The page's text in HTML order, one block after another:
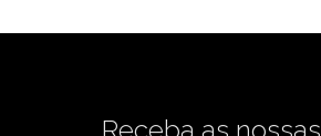
Receba as nossas